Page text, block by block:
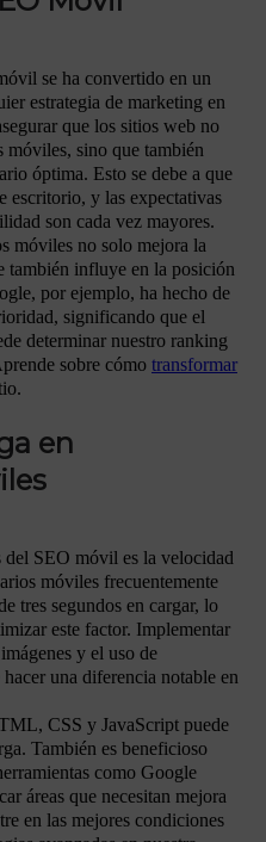
se ha convertido en un
estrategia de marketing en
que los sitios web no
móviles, sino que también
óptima. Esto se debe a que
escritorio, y las expectativas
son cada vez mayores.
móviles no solo mejora la
también influye en la posición
por ejemplo, ha hecho de
significando que el
determinar nuestro ranking
sobre cómo transformar
en
del SEO móvil es la velocidad
móviles frecuentemente
tres segundos en cargar, lo
este factor. Implementar
y el uso de
una diferencia notable en
CSS y JavaScript puede
También es beneficioso
como Google
áreas que necesitan mejora
en las mejores condiciones